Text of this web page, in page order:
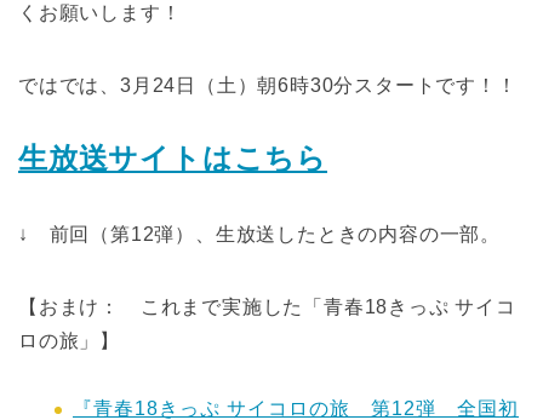
くお願いします！
ではでは、3月24日（土）朝6時30分スタートです！！
生放送サイトはこちら
↓ 前回（第12弾）、生放送したときの内容の一部。
【おまけ： これまで実施した「青春18きっぷ サイコ
ロの旅」】
『青春18きっぷ サイコロの旅 第12弾 全国初